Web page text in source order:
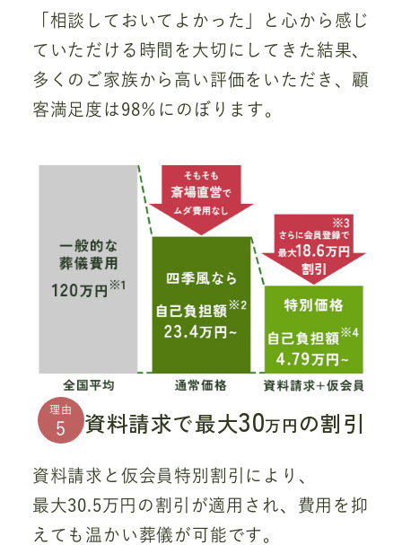
「相談しておいてよかった」と心から感じ
ていただける時間を大切にしてきた結果、
多くのご家族から高い評価をいただき、顧
客満足度は98％にのぼります。
理由
5 資料請求で最大30万円 の割引
資料請求と仮会員特別割引により、
最大30.5万円の割引が適用され、費用を抑
えても温かい葬儀が可能です。